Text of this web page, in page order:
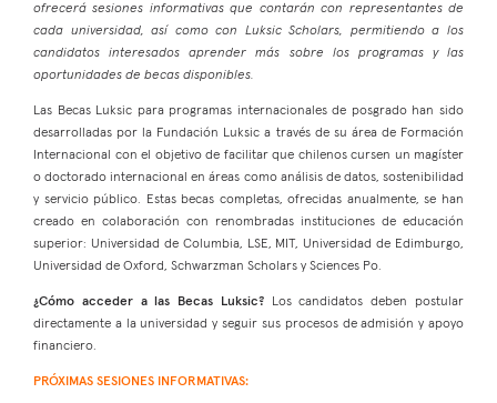
ofrecerá sesiones informativas que contarán con representantes de
cada universidad, así como con Luksic Scholars, permitiendo a los
candidatos interesados aprender más sobre los programas y las
oportunidades de becas disponibles.
Las Becas Luksic para programas internacionales de posgrado han sido
desarrolladas por la Fundación Luksic a través de su área de Formación
Internacional con el objetivo de facilitar que chilenos cursen un magíster
o doctorado internacional en áreas como análisis de datos, sostenibilidad
y servicio público. Estas becas completas, ofrecidas anualmente, se han
creado en colaboración con renombradas instituciones de educación
superior: Universidad de Columbia, LSE, MIT, Universidad de Edimburgo,
Universidad de Oxford, Schwarzman Scholars y Sciences Po.
¿Cómo acceder a las Becas Luksic?
Los candidatos deben postular
directamente a la universidad y seguir sus procesos de admisión y apoyo
financiero.
PRÓXIMAS SESIONES INFORMATIVAS: